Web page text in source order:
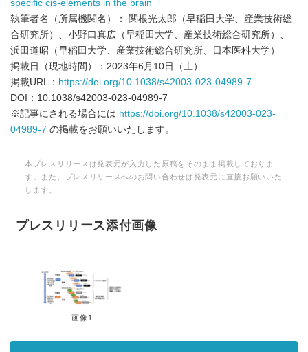
specific cis-elements in the brain
執筆者名（所属機関名）： 関根光太郎（早稲田大学、産業技術総
合研究所）、小野口真広（早稲田大学、産業技術総合研究所）、
浜田道昭（早稲田大学、産業技術総合研究所、日本医科大学）
掲載日（現地時間）：2023年6月10日（土）
掲載URL： https://doi.org/10.1038/s42003-023-04989-7
DOI：10.1038/s42003-023-04989-7
※記事にされる場合には https://doi.org/10.1038/s42003-023-
04989-7 の掲載をお願いいたします。
本プレスリリースは発表元が入力した原稿をそのまま掲載しておりま
す。また、プレスリリースへのお問い合わせは発表元に直接お願いいた
します。
プレスリリース添付画像
画像1